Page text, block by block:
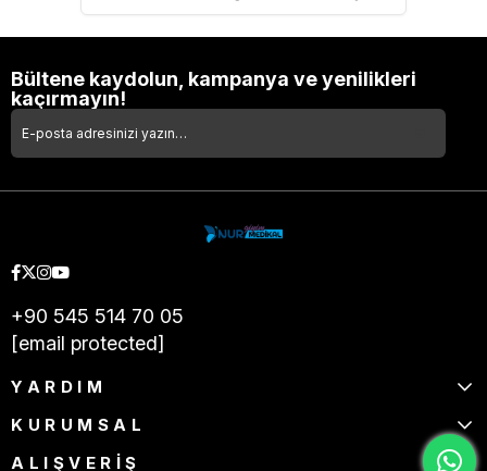
Bültene kaydolun, kampanya ve yenilikleri
kaçırmayın!
+90 545 514 70 05
[email protected]
YARDIM
KURUMSAL
ALIŞVERİŞ